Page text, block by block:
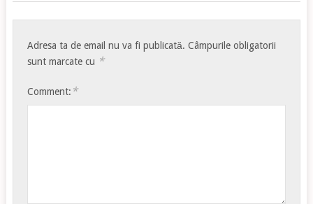
Adresa ta de email nu va fi publicată. Câmpurile obligatorii
sunt marcate cu *
Comment: *